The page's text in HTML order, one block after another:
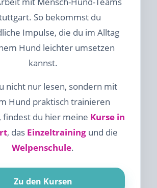
So bekommst du
Impulse, die du im Alltag
Hund leichter umsetzen
kannst.
nicht nur lesen, sondern mit
Hund praktisch trainieren
findest du hier meine Kurse in
, das Einzeltrainingund die
Welpenschule.
Zu den Kursen